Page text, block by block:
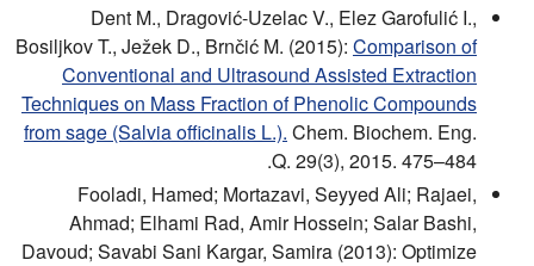
Dent M., Dragović-Uzelac V., Elez Garofulić I.,
Bosiljkov T., Ježek D., Brnčić M. (2015): Comparison of
Conventional and Ultrasound Assisted Extraction
Techniques on Mass Fraction of Phenolic Compounds
from sage (Salvia officinalis L.). Chem. Biochem. Eng.
Q. 29(3), 2015. 475–484.
Fooladi, Hamed; Mortazavi, Seyyed Ali; Rajaei,
Ahmad; Elhami Rad, Amir Hossein; Salar Bashi,
Davoud; Savabi Sani Kargar, Samira (2013): Optimize